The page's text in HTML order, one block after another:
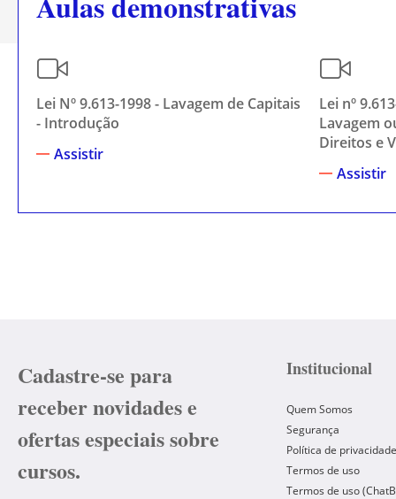
Lei Nº 9.613-1998 - Lavagem de Capitais
- Introdução
Assistir
Lei nº
Lavagem
Direitos e
Assistir
Cadastre-se para
receber novidades e
ofertas especiais sobre
cursos.
Institucional
Quem Somos
Segurança
Política de privacidade
Termos de uso
Termos de uso